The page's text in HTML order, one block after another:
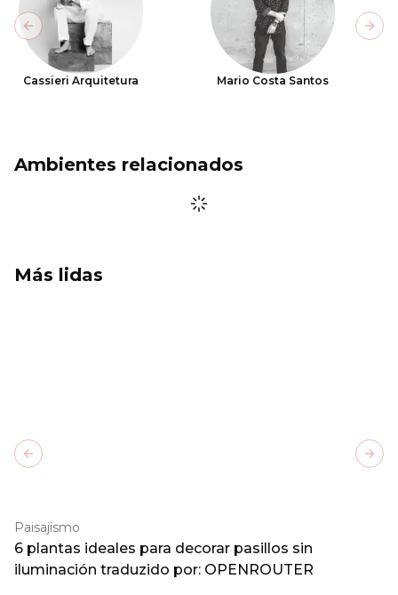
Cassieri Arquitetura Mario Costa Santos
Previous slide
Ambientes relacionados
Más lidas
Paisajismo
6 plantas ideales para decorar pasillos sin
iluminación traduzido por: OPENROUTER
Previous slide